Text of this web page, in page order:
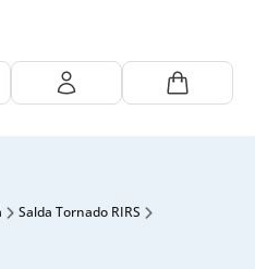
Salda Tornado RIRS